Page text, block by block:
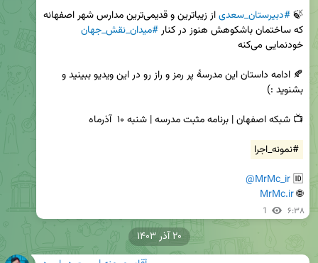
🍃 #دبیرستان_سعدی
که ساختمان باشکوهش هنوز در کنار #میدان_نقش_جهان
#نمونه_اجرا
🆔
@MrMc_ir
🌐
MrMc.ir
1 ۶:۳۸
۲۰ آذر ۱۴۰۳